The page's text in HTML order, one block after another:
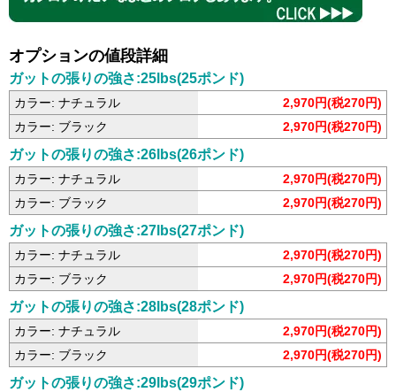
オプションの値段詳細
ガットの張りの強さ:25lbs(25ポンド)
カラー: ナチュラル
2,970円(税270円)
カラー: ブラック
2,970円(税270円)
ガットの張りの強さ:26lbs(26ポンド)
カラー: ナチュラル
2,970円(税270円)
カラー: ブラック
2,970円(税270円)
ガットの張りの強さ:27lbs(27ポンド)
カラー: ナチュラル
2,970円(税270円)
カラー: ブラック
2,970円(税270円)
ガットの張りの強さ:28lbs(28ポンド)
カラー: ナチュラル
2,970円(税270円)
カラー: ブラック
2,970円(税270円)
ガットの張りの強さ:29lbs(29ポンド)